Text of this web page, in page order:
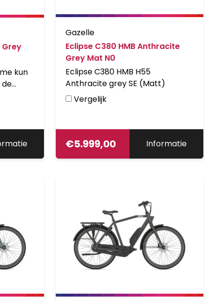
kun
op.
houdt
De
Gazelle
Eclipse C380 HMB Anthracite
Grey Mat N0
Eclipse C380 HMB H55
Anthracite grey SE (Matt)
Vergelijk
€5.999,00 Informatie